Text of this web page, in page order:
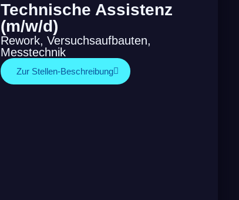
Technische Assistenz
(m/w/d)
Rework, Versuchsaufbauten,
Messtechnik
Zur Stellen-Beschreibung